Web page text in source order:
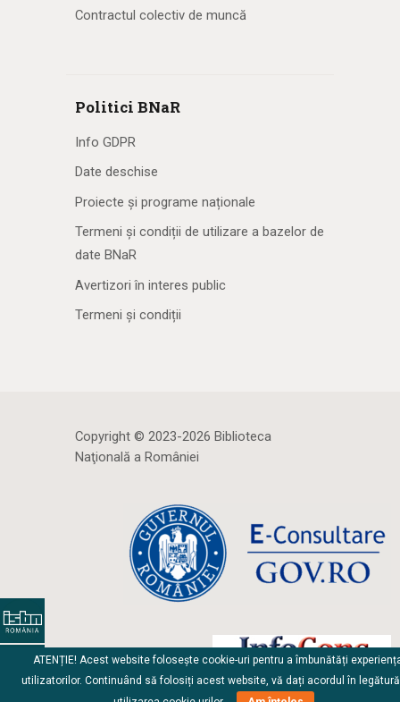
Contractul colectiv de muncă
Politici BNaR
Info GDPR
Date deschise
Proiecte și programe naționale
Termeni și condiții de utilizare a bazelor de
date BNaR
Avertizori în interes public
Termeni și condiții
Copyright © 2023-2026 Biblioteca
Naţională a României
ATENȚIE! Acest website folosește cookie-uri pentru a îmbunătăți
utilizatorilor. Continuând să folosiți acest website, vă dați acordul în